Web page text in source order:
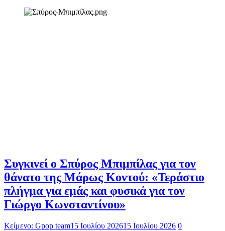
Συγκινεί ο Σπύρος Μπιμπίλας για τον
θάνατο της Μάρως Κοντού: «Τεράστιο
πλήγμα για εμάς και φυσικά για τον
Γιώργο Κωνσταντίνου»
Κείμενο: Gpop team15 Ιουλίου 202615 Ιουλίου 2026 0